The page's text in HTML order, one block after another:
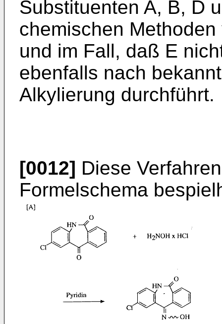
Substituenten A, B, D
chemischen Methoden
und im Fall, daß E
ebenfalls nach
Alkylierung durchführt.
[0012] Diese
Formelschema